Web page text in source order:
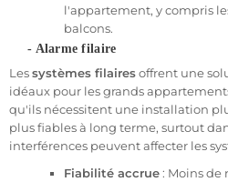
Installation rapide et
murs ou d’effectuer des
appartements en location
Modularité: Vous pouvez
supplémentaires selon la
logement, qu’il s’agisse de
ou decaméras de
Portabilité: En cas de
facilement désinstaller et
l'appartement, y compris
balcons.
- Alarme filaire
Lessystèmes filairesoffrent une
idéaux pour les grands
qu'ils nécessitent une installation
plus fiables à long terme, surtout
interférences peuvent affecter les
Fiabilité accrue: Moins de